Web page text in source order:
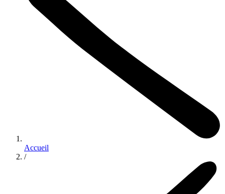
Accueil
/